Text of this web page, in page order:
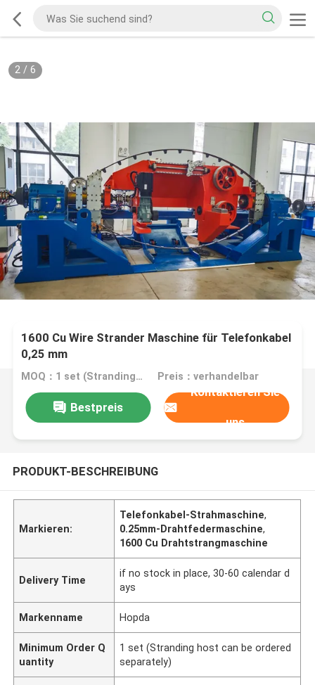
2/ 6
1600 Cu Wire Strander Maschine für Telefonkabel
0,25 mm
MOQ：1 set (Stranding host can be ordered separately) Preis：verhandelbar
Bestpreis
Kontaktieren Sie
uns
PRODUKT-BESCHREIBUNG
Markieren:
Telefonkabel-Strahmaschine,
0.25mm-Drahtfedermaschine,
1600 Cu Drahtstrangmaschine
Delivery Time
if no stock in place, 30-60 calendar d
ays
Markenname Hopda
Minimum Order Q
uantity
1 set (Stranding host can be ordered
separately)